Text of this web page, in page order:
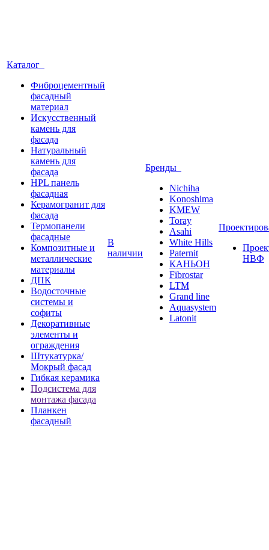
Каталог
Фиброцементный
фасадный
материал
Искусственный
камень для
фасада
Натуральный
камень для
фасада
HPL панель
фасадная
Керамогранит для
фасада
Термопанели
фасадные
Композитные и
металлические
материалы
ДПК
Водосточные
системы и
софиты
Декоративные
элементы и
ограждения
Штукатурка/
Мокрый фасад
Гибкая керамика
Подсистема для
монтажа фасада
Планкен
фасадный
В
наличии
Бренды
Nichiha
Konoshima
KMEW
Toray
Asahi
White Hills
Paternit
КАНЬОН
Fibrostar
LTM
Grand line
Aquasystem
Latonit
НВФ